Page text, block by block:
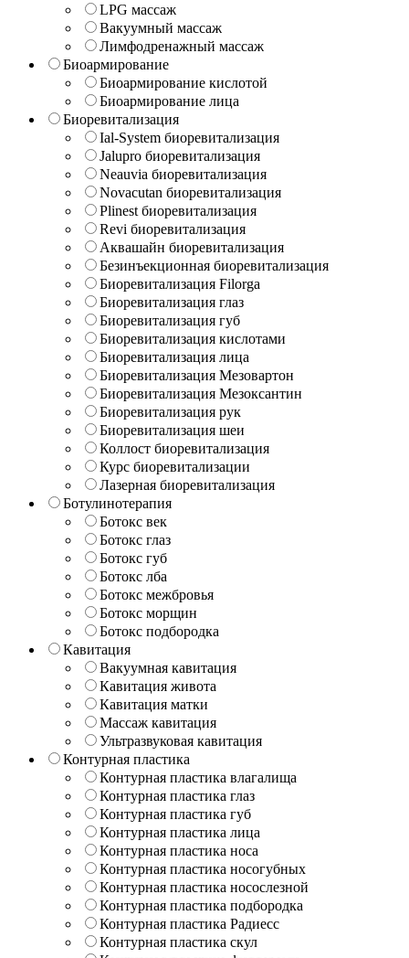
LPG массаж
Вакуумный массаж
Лимфодренажный массаж
Биоармирование
Биоармирование кислотой
Биоармирование лица
Биоревитализация
Ial-System биоревитализация
Jalupro биоревитализация
Neauvia биоревитализация
Novacutan биоревитализация
Plinest биоревитализация
Revi биоревитализация
Аквашайн биоревитализация
Безинъекционная биоревитализация
Биоревитализация Filorga
Биоревитализация глаз
Биоревитализация губ
Биоревитализация кислотами
Биоревитализация лица
Биоревитализация Мезовартон
Биоревитализация Мезоксантин
Биоревитализация рук
Биоревитализация шеи
Коллост биоревитализация
Курс биоревитализации
Лазерная биоревитализация
Ботулинотерапия
Ботокс век
Ботокс глаз
Ботокс губ
Ботокс лба
Ботокс межбровья
Ботокс морщин
Ботокс подбородка
Кавитация
Вакуумная кавитация
Кавитация живота
Кавитация матки
Массаж кавитация
Ультразвуковая кавитация
Контурная пластика
Контурная пластика влагалища
Контурная пластика глаз
Контурная пластика губ
Контурная пластика лица
Контурная пластика носа
Контурная пластика носогубных
Контурная пластика носослезной
Контурная пластика подбородка
Контурная пластика Радиесс
Контурная пластика скул